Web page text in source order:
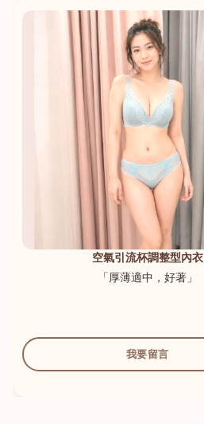
空氣引流杯調整型內衣
「厚薄適中，好著」
我要留言
港澳中文
English